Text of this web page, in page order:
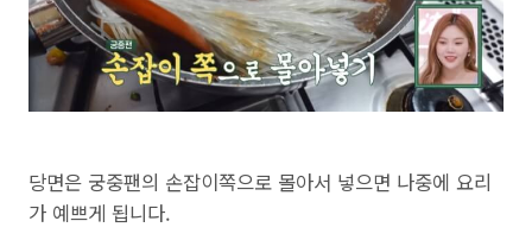
당면은 궁중팬의 손잡이쪽으로 몰아서 넣으면 나중에 요리
가 예쁘게 됩니다.